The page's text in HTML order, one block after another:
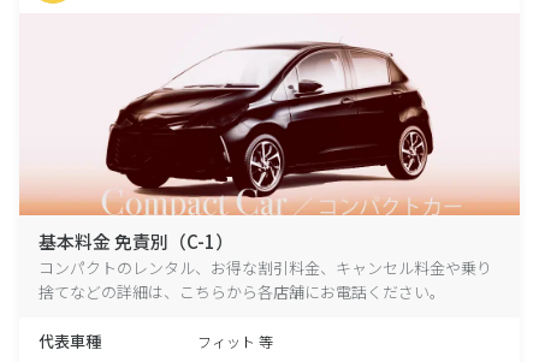
基本料金 免責別（C-1）
コンパクトのレンタル、お得な割引料金、キャンセル料金や乗り
捨てなどの詳細は、こちらから各店舗にお電話ください。
代表車種 フィット 等